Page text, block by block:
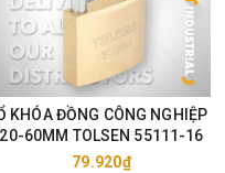
KHÓA ĐỒNG CÔNG NGHIỆP
20-60MM TOLSEN 55111-16
79.920₫